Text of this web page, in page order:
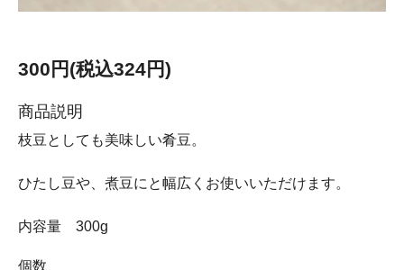
300円(税込324円)
商品説明
枝豆としても美味しい肴豆。
ひたし豆や、煮豆にと幅広くお使いいただけます。
内容量 300g
個数